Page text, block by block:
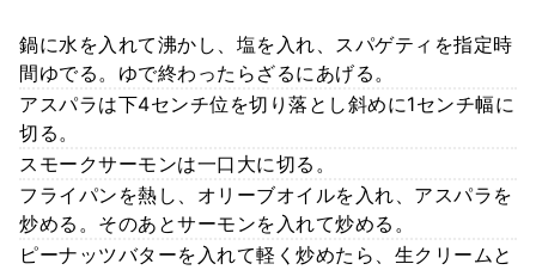
鍋に水を入れて沸かし、塩を入れ、スパゲティを指定時
間ゆでる。ゆで終わったらざるにあげる。
アスパラは下4センチ位を切り落とし斜めに1センチ幅に
切る。
スモークサーモンは一口大に切る。
フライパンを熱し、オリーブオイルを入れ、アスパラを
炒める。そのあとサーモンを入れて炒める。
ピーナッツバターを入れて軽く炒めたら、生クリームと